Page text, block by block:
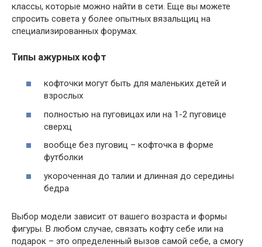
классы, которые можно найти в сети. Еще вы можете
спросить совета у более опытных вязальщиц на
специализированных форумах.
Типы ажурных кофт
кофточки могут быть для маленьких детей и
взрослых
полностью на пуговицах или на 1-2 пуговице
сверхц
вообще без пуговиц – кофточка в форме
футболки
укороченная до талии и длинная до середины
бедра
Выбор модели зависит от вашего возраста и формы
фигуры. В любом случае, связать кофту себе или на
подарок – это определенный вызов самой себе, а смогу